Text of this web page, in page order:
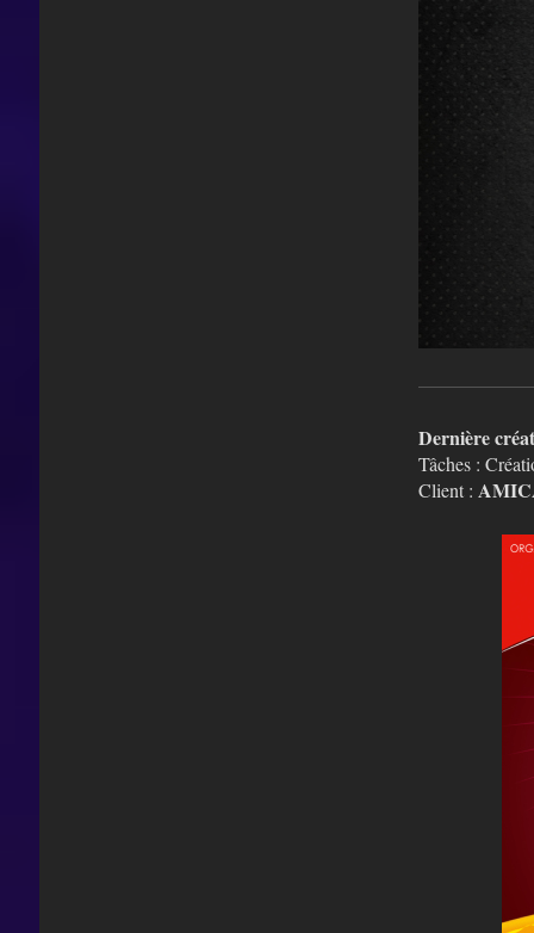
Dernière
Tâches :
Client :